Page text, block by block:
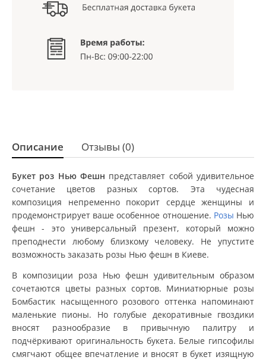
Описание Отзывы (0)
Букет роз Нью Фешн представляет собой удивительное
сочетание цветов разных сортов. Эта чудесная
композиция непременно покорит сердце женщины и
продемонстрирует ваше особенное отношение. Розы Нью
фешн - это универсальный презент, который можно
преподнести любому близкому человеку. Не упустите
возможность заказать розы Нью фешн в Киеве.
В композиции роза Нью фешн удивительным образом
сочетаются цветы разных сортов. Миниатюрные розы
Бомбастик насыщенного розового оттенка напоминают
маленькие пионы. Но голубые декоративные гвоздики
вносят разнообразие в привычную палитру и
подчёркивают оригинальность букета. Белые гипсофилы
смягчают общее впечатление и вносят в букет изящную